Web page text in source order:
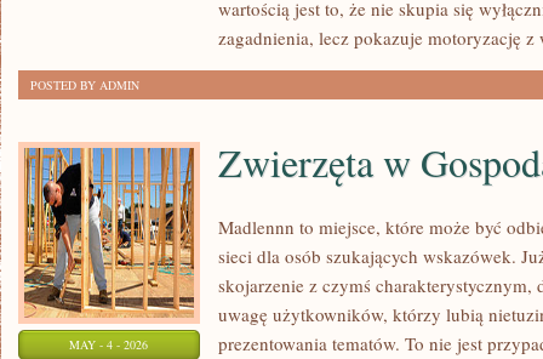
wartością jest to, że nie skupia się
zagadnienia, lecz pokazuje motoryzację z
POSTED BY ADMIN
MAY - 4 - 2026
Zwierzęta w
Madlennn to miejsce, które może być
sieci dla osób szukających wskazówek.
skojarzenie z czymś charakterystycznym,
uwagę użytkowników, którzy lubią
prezentowania tematów. To nie jest